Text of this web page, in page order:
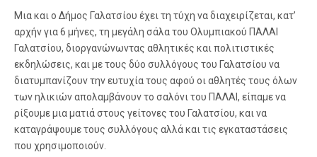
Μια και ο Δήμος Γαλατσίου έχει τη τύχη να διαχειρίζεται, κατ’
αρχήν για 6 μήνες, τη μεγάλη σάλα του Ολυμπιακού ΠΑΛΑΙ
Γαλατσίου, διοργανώνωντας αθλητικές και πολιτιστικές
εκδηλώσεις, και με τους δύο συλλόγους του Γαλατσίου να
διατυμπανίζουν την ευτυχία τους αφού οι αθλητές τους όλων
των ηλικιών απολαμβάνουν το σαλόνι του ΠΑΛΑΙ, είπαμε να
ρίξουμε μια ματιά στους γείτονες του Γαλατσίου, και να
καταγράψουμε τους συλλόγους αλλά και τις εγκαταστάσεις
που χρησιμοποιούν.